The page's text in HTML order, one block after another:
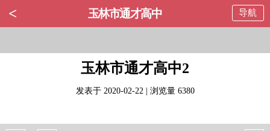
< 玉林市通才高中 导航
玉林市通才高中2
发表于 2020-02-22 | 浏览量 6380